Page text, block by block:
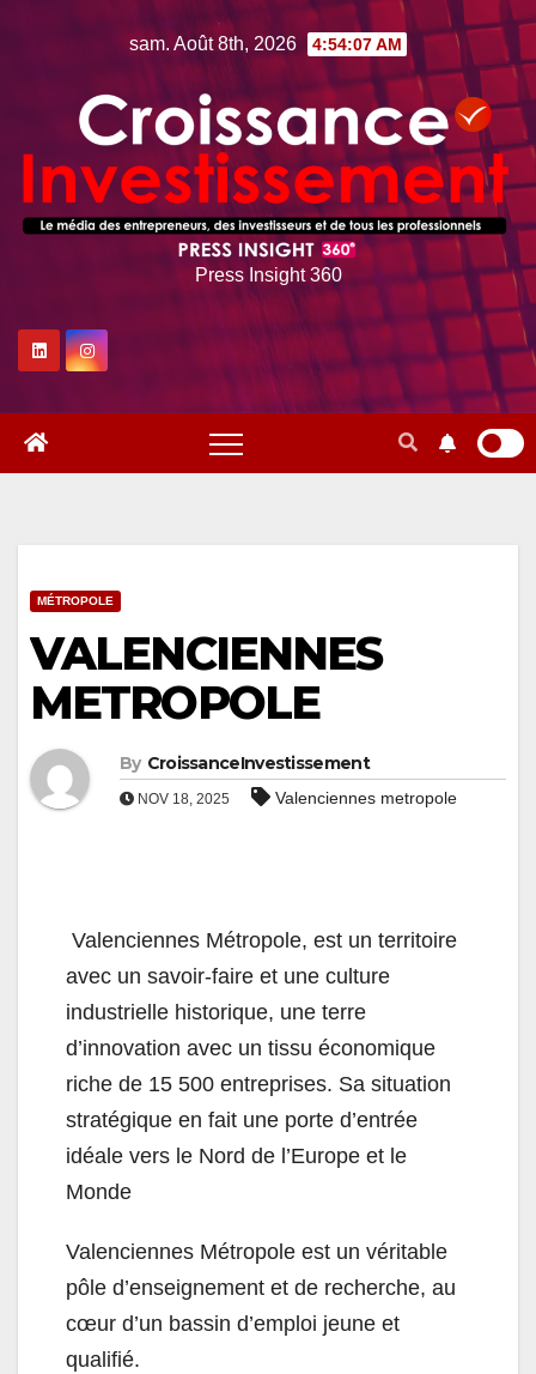
sam. Août 8th, 2026 4:54:08 AM
Press Insight 360
MÉTROPOLE
VALENCIENNES
METROPOLE
By CroissanceInvestissement
NOV 18, 2025 Valenciennes metropole
Valenciennes Métropole, est un territoire
avec un savoir-faire et une culture
industrielle historique, une terre
d’innovation avec un tissu économique
riche de 15 500 entreprises. Sa situation
stratégique en fait une porte d’entrée
idéale vers le Nord de l’Europe et le
Monde
Valenciennes Métropole est un véritable
pôle d’enseignement et de recherche, au
cœur d’un bassin d’emploi jeune et
qualifié.